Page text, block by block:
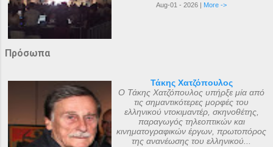
Aug-01 - 2026 | More ->
Πρόσωπα
Τάκης Χατζόπουλος
Ο Τάκης Χατζόπουλος υπήρξε μία από
τις σημαντικότερες μορφές του
ελληνικού ντοκιμαντέρ, σκηνοθέτης,
παραγωγός τηλεοπτικών και
κινηματογραφικών έργων, πρωτοπόρος
της ανανέωσης του ελληνικού...